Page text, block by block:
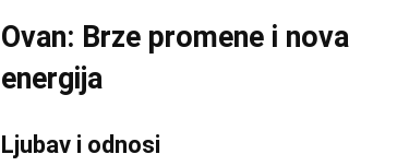
Ovan: Brze promene i nova
energija
Ljubav i odnosi